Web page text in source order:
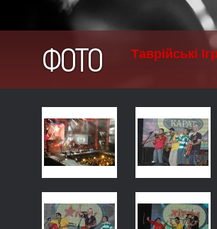
Таврійські
ФОТО